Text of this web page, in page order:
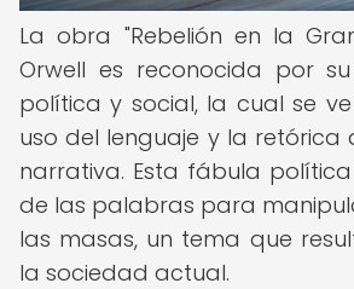
La obra "Rebelión en la
Orwell es reconocida por
política y social, la cual se
uso del lenguaje y la
narrativa. Esta fábula
de las palabras para
las masas, un tema que
la sociedad actual.